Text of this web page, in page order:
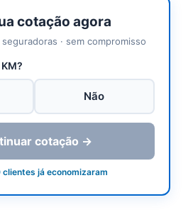
cotação agora
· sem compromisso
Não
cotação →
clientes já economizaram